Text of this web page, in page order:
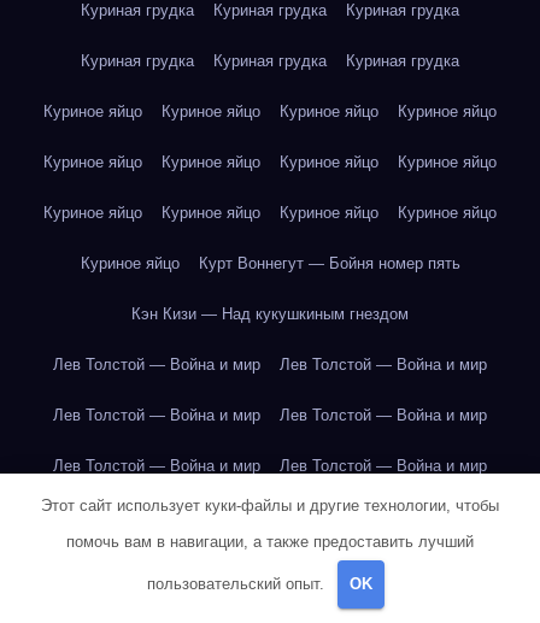
Куриная грудка Куриная грудка Куриная грудка
Куриная грудка Куриная грудка Куриная грудка
Куриное яйцо Куриное яйцо Куриное яйцо Куриное яйцо
Куриное яйцо Куриное яйцо Куриное яйцо Куриное яйцо
Куриное яйцо Куриное яйцо Куриное яйцо Куриное яйцо
Куриное яйцо Курт Воннегут — Бойня номер пять
Кэн Кизи — Над кукушкиным гнездом
Лев Толстой — Война и мир Лев Толстой — Война и мир
Лев Толстой — Война и мир Лев Толстой — Война и мир
Лев Толстой — Война и мир Лев Толстой — Война и мир
Лев Толстой — Война и мир Лев Толстой — Война и мир
Лев Толстой — Война и мир
Этот сайт использует куки-файлы и другие технологии, чтобы
помочь вам в навигации, а также предоставить лучший
пользовательский опыт. OK